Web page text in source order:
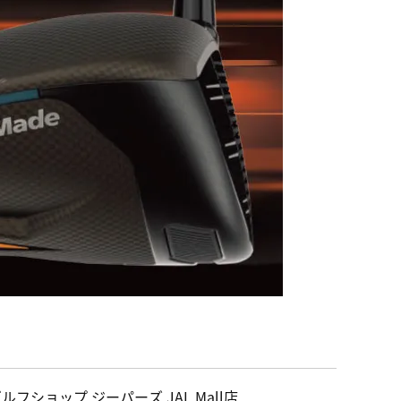
フショップ ジーパーズ JAL Mall店